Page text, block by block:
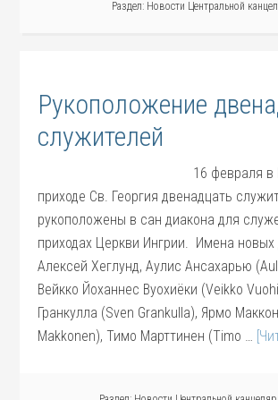
Раздел: Новости Центральной
Рукоположение
служителей
16 февраля
приходе Св. Георгия двенадцать
рукоположены в сан диакона для
приходах Церкви Ингрии. Имена новых
Алексей Хеглунд, Аулис Ансахарью
Вейкко Йоханнес Вуохиёки (Veikko
Гранкулла (Sven Grankulla), Ярмо
Makkonen), Тимо Марттинен (Timo …